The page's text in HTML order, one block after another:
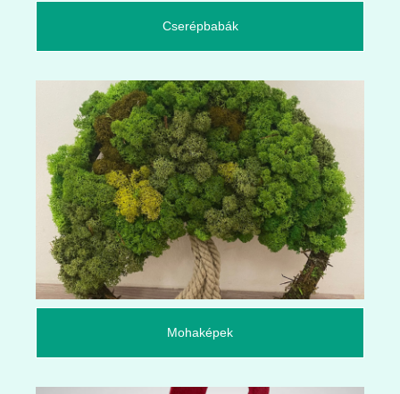
Cserépbabák
Mohaképek